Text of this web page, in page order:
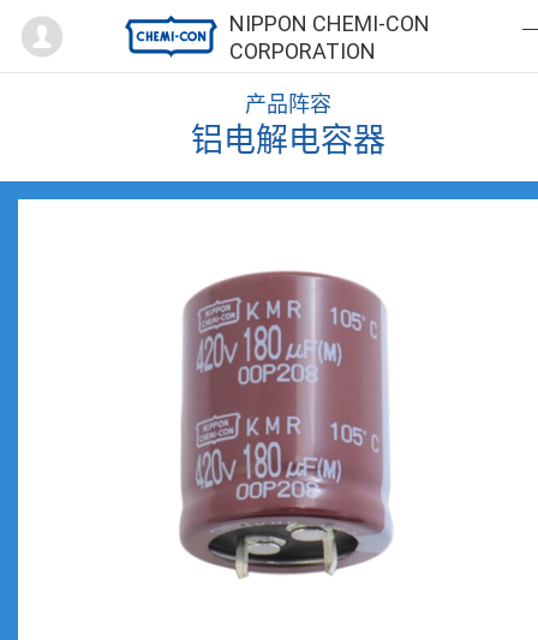
NIPPON CHEMI-CON
CORPORATION
Mypage
产品阵容
铝电解电容器